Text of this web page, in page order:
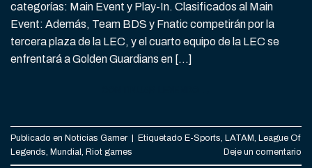
categorías: Main Event y Play-In. Clasificados al Main
Event: Además, Team BDS y Fnatic competirán por la
tercera plaza de la LEC, y el cuarto equipo de la LEC se
enfrentará a Golden Guardians en […]
Publicado en Noticias Gamer Etiquetado E-Sports, LATAM, League Of
Legends, Mundial , Riot games Deje un comentario